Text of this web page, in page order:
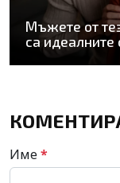
Мъжете от
са идеалните
Име*